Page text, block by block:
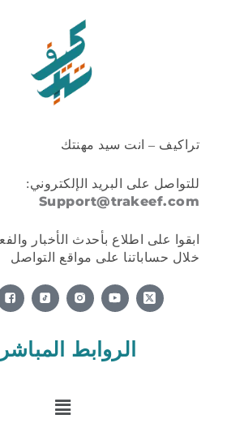
تراكيف – انت سيد مهنتك
للتواصل على البريد الإلكتروني:
Support@trakeef.com
ابقوا على اطلاع بأحدث الأخبار
خلال حساباتنا على مواقع التواصل
X
-
t
الروابط
القائمة